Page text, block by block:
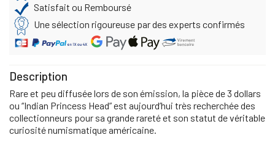
Satisfait ou Remboursé
Une sélection rigoureuse par des experts confirmés
Description
Rare et peu diffusée lors de son émission, la pièce de 3 dollars
ou “Indian Princess Head” est aujourd’hui très recherchée des
collectionneurs pour sa grande rareté et son statut de véritable
curiosité numismatique américaine.